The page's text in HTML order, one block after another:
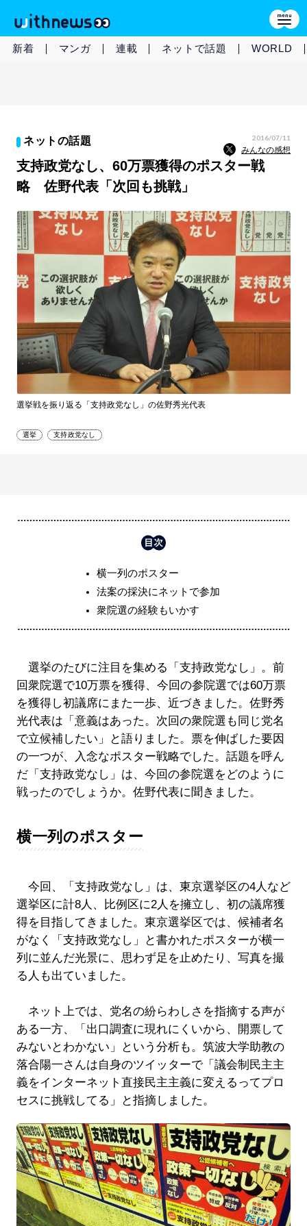
新着 マンガ 連載 ネットで話題 WORLD
ネットの話題 2016/07/11
みんなの感想
支持政党なし、60万票獲得のポスター戦
略 佐野代表「次回も挑戦」
選挙戦を振り返る「支持政党なし」の佐野秀光代表
選挙 支持政党なし
横一列のポスター
法案の採決にネットで参加
衆院選の経験もいかす
選挙のたびに注目を集める「支持政党なし」。前
回衆院選で10万票を獲得、今回の参院選では60万票
を獲得し初議席にまた一歩、近づきました。佐野秀
光代表は「意義はあった。次回の衆院選も同じ党名
で立候補したい」と語りました。票を伸ばした要因
の一つが、入念なポスター戦略でした。話題を呼ん
だ「支持政党なし」は、今回の参院選をどのように
戦ったのでしょうか。佐野代表に聞きました。
横一列のポスター
今回、「支持政党なし」は、東京選挙区の4人など
選挙区に計8人、比例区に2人を擁立し、初の議席獲
得を目指してきました。東京選挙区では、候補者名
がなく「支持政党なし」と書かれたポスターが横一
列に並んだ光景に、思わず足を止めたり、写真を撮
る人も出ていました。
ネット上では、党名の紛らわしさを指摘する声が
ある一方、「出口調査に現れにくいから、開票して
みないとわかない」という分析も。筑波大学助教の
落合陽一さんは自身のツイッターで「議会制民主主
義をインターネット直接民主主義に変えるってプロ
セスに挑戦してる」と指摘しました。